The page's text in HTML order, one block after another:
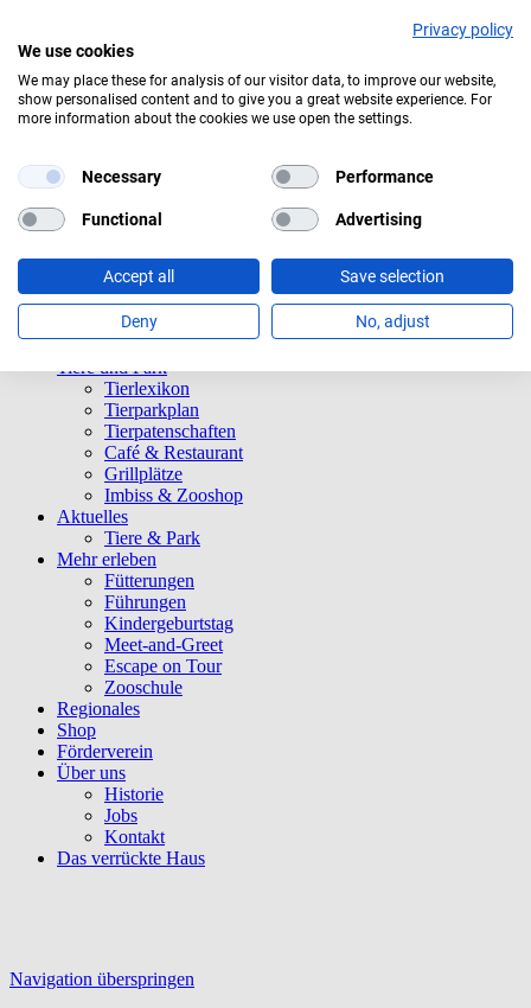
Aktuelles Wetter:17°C Bedeckt
Informationen
Eintrittspreise
Besuch mit Beeinträchtigungen
Veranstaltungen
Tierparkordnung
Spenden
Barrierefreiheit
Tiere und Park
Tierlexikon
Tierparkplan
Tierpatenschaften
Café & Restaurant
Grillplätze
Imbiss & Zooshop
Aktuelles
Tiere & Park
Mehr erleben
Fütterungen
Führungen
Kindergeburtstag
Meet-and-Greet
Escape on Tour
Zooschule
Regionales
Shop
Förderverein
Über uns
Historie
Jobs
Kontakt
Das verrückte Haus
Navigation überspringen
Privacy policy
We use cookies
We may place these for analysis of our visitor data, to improve our website,
show personalised content and to give you a great website experience. For
more information about the cookies we use open the settings.
Necessary Performance
Functional Advertising
Accept all Save selection
Deny No, adjust